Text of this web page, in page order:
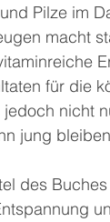
Pilze im
macht
für die
nicht
jung
des